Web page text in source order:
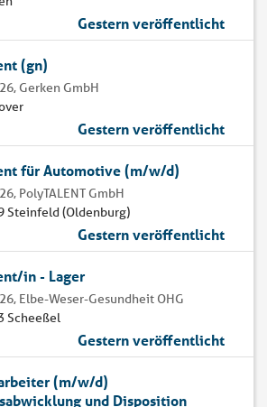
Gestern veröffentlicht
(gn)
Gerken GmbH
Gestern veröffentlicht
für Automotive (m/w/d)
PolyTALENT GmbH
Steinfeld (Oldenburg)
Gestern veröffentlicht
in - Lager
Elbe-Weser-Gesundheit OHG
Scheeßel
Gestern veröffentlicht
(m/w/d)
und Disposition